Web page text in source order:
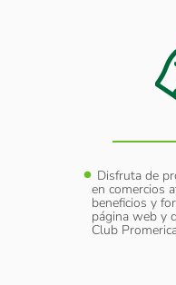
Disfruta de
en comercios
beneficios y
página web y
Club